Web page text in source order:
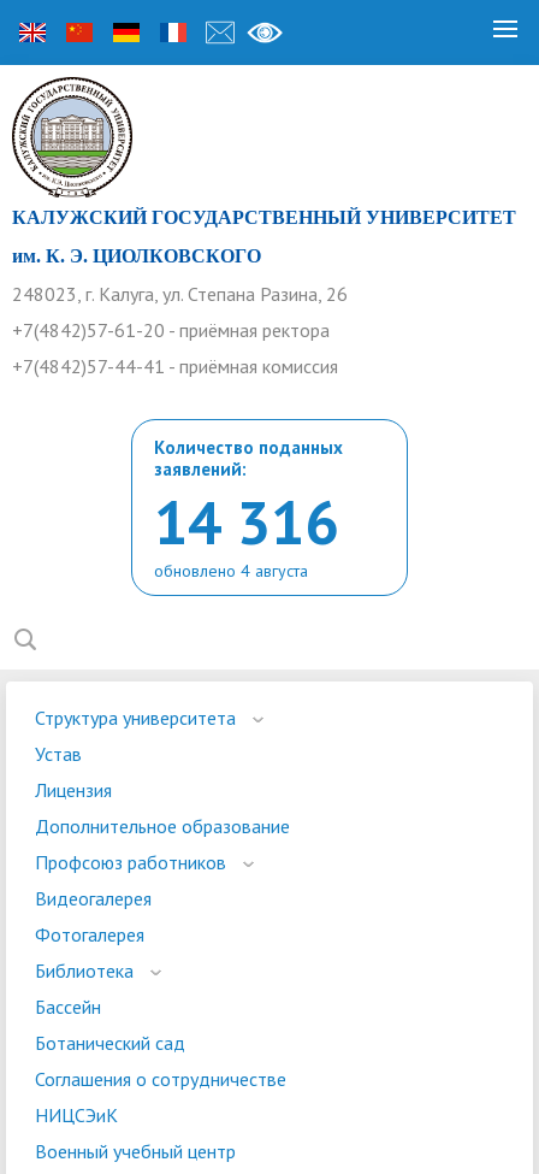
КАЛУЖСКИЙ ГОСУДАРСТВЕННЫЙ УНИВЕРСИТЕТ
им. К. Э. ЦИОЛКОВСКОГО
248023, г. Калуга, ул. Степана Разина, 26
+7(4842)57-61-20 - приёмная ректора
+7(4842)57-44-41 - приёмная комиссия
Количество поданных
заявлений:
14 316
обновлено 4 августа
Структура университета
Устав
Лицензия
Дополнительное образование
Профсоюз работников
Видеогалерея
Фотогалерея
Библиотека
Бассейн
Ботанический сад
Соглашения о сотрудничестве
НИЦСЭиК
Военный учебный центр